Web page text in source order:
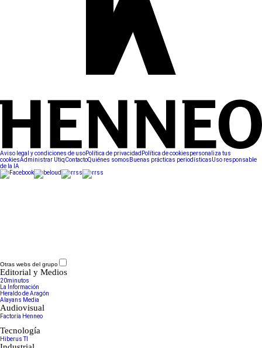
Aviso legal y condiciones de usoPolítica de privacidad Política de cookiespersonaliza tus
cookiesAdministrar UtiqContactoQuiénes somos Buenas prácticas periodísticasUso responsable
de la IA
Otras webs del grupo
Editorial y Medios
20minutos
La Información
Heraldo de Aragón
Alayans Media
Audiovisual
Factoría Henneo
Tecnología
Hiberus TI